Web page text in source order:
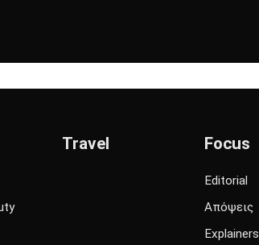
Travel Focus
Editorial
Απόψεις
Explainers